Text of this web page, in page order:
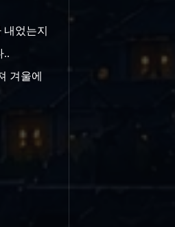
었는지
..
겨울에